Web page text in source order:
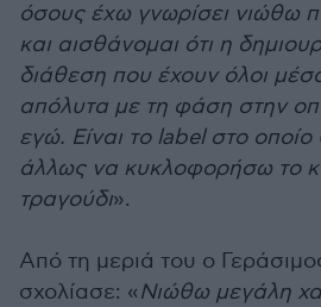
όσους έχω γνωρίσει νιώθω
και αισθάνομαι ότι η
διάθεση που έχουν όλοι μέσα
απόλυτα με τη φάση στην
εγώ. Είναι το label στο
άλλως να κυκλοφορήσω το
τραγούδι».
Από τη μεριά του ο
σχολίασε: «Νιώθω μεγάλη